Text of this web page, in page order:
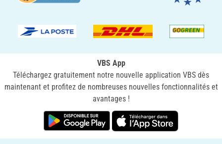
VBS App
Téléchargez gratuitement notre nouvelle application VBS dès
maintenant et profitez de nombreuses nouvelles fonctionnalités et
avantages !